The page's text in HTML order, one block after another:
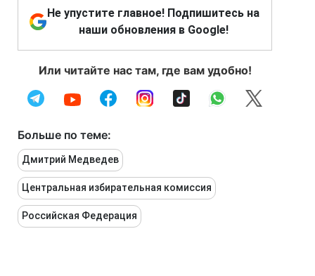
Не упустите главное! Подпишитесь на
наши обновления в Google!
Или читайте нас там, где вам удобно!
Больше по теме:
Дмитрий Медведев
Центральная избирательная комиссия
Российская Федерация